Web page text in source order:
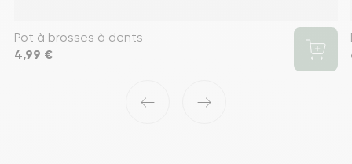
Pot à brosses à dents
Prix
4,99 €
‹ ›